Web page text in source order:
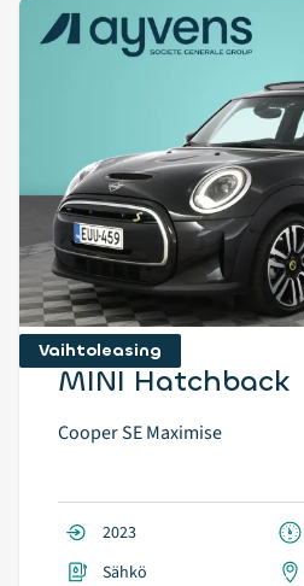
Vaihtoleasing
MINI Hatchback
Cooper SE Maximise
2023
Sähkö